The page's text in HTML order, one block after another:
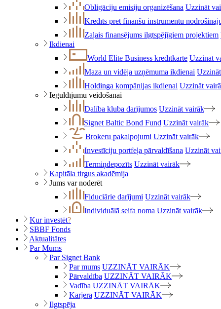
Obligāciju emisiju organizēšana Uzzināt
Kredīts pret finanšu instrumentu
Zaļais finansējums ilgtspējīgiem projektiem
Ikdienai
World Elite Business kredītkarte Uzzināt
Maza un vidēja uzņēmuma ikdienai
Holdinga kompānijas ikdienai Uzzināt
Ieguldījumu veidošanai
Dalība kluba darījumos Uzzināt vairāk
Signet Baltic Bond Fund Uzzināt vairāk
Brokeru pakalpojumi Uzzināt vairāk
Investīciju portfeļa pārvaldīšana Uzzināt
Termiņdepozīts Uzzināt vairāk
Kapitāla tirgus akadēmija
Jums var noderēt
Fiduciārie darījumi Uzzināt vairāk
Individuālā seifa noma Uzzināt vairāk
Kur investēt?
SBBF Fonds
Aktualitātes
Par Mums
Par Signet Bank
Par mums UZZINĀT VAIRĀK
Pārvaldība UZZINĀT VAIRĀK
Vadība UZZINĀT VAIRĀK
Karjera UZZINĀT VAIRĀK
Ilgtspēja